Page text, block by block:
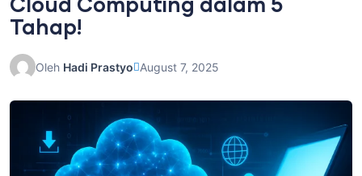
Tahap!
Oleh Hadi Prastyo August 7, 2025